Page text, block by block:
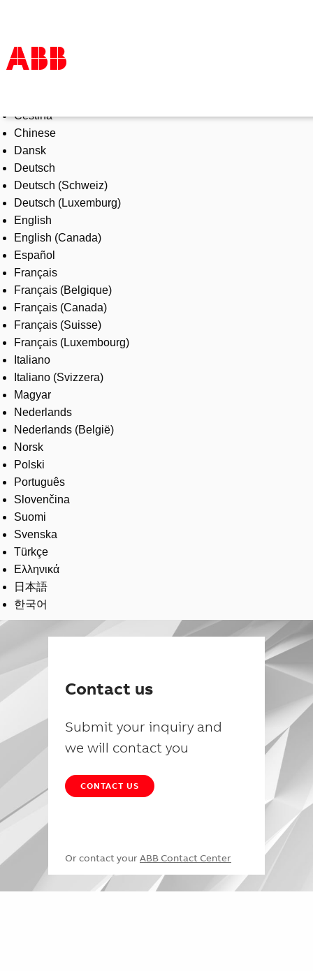
Products & Solutions
Industries
Services
About us
Where to buy
Contact us
Careers
Čeština
Chinese
Dansk
Deutsch
Deutsch (Schweiz)
Deutsch (Luxemburg)
English
English (Canada)
Español
Français
Français (Belgique)
Français (Canada)
Français (Suisse)
Français (Luxembourg)
Italiano
Italiano (Svizzera)
Magyar
Nederlands
Nederlands (België)
Norsk
Polski
Português
Slovenčina
Suomi
Svenska
Türkçe
Ελληνικά
日本語
한국어
Contact us
Submit your inquiry and
we will contact you
CONTACT US
Or contact your ABB Contact Center